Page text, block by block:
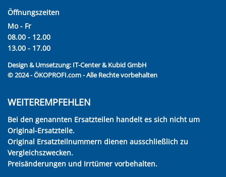
Öffnungszeiten
Mo - Fr
08.00 - 12.00
13.00 - 17.00
Design & Umsetzung: IT-Center & Kubid GmbH
© 2024 - ÖKOPROFI.com - Alle Rechte vorbehalten
WEITEREMPFEHLEN
Bei den genannten Ersatzteilen handelt es sich nicht um
Original-Ersatzteile.
Original Ersatzteilnummern dienen ausschließlich zu
Vergleichszwecken.
Preisänderungen und Irrtümer vorbehalten.